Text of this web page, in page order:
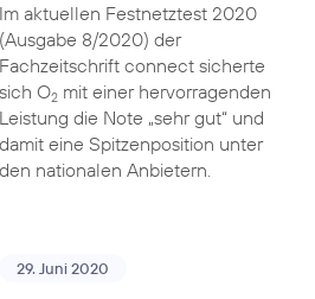
Im aktuellen Festnetztest 2020
(Ausgabe 8/2020) der
Fachzeitschrift connect sicherte
sich O2mit einer hervorragenden
Leistung die Note „sehr gut“ und
damit eine Spitzenposition unter
den nationalen Anbietern.
29. Juni 2020